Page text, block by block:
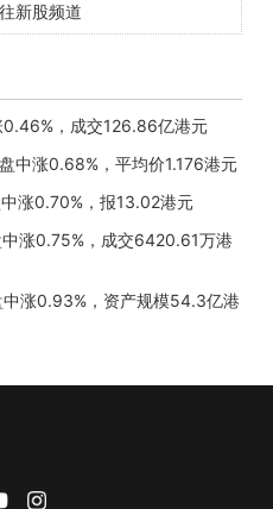
新股频道
，成交126.86亿港元
中涨0.68%，平均价1.176港元
涨0.70%，报13.02港元
涨0.75%，成交6420.61万港
涨0.93%，资产规模54.3亿港